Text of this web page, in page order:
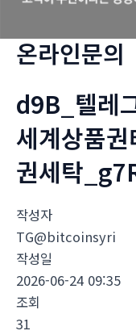
온라인문의
d9B_텔레
세계상품
권세탁
작성자
TG@bitcoinsyri
작성일
2026-06-24 09:35
조회
31